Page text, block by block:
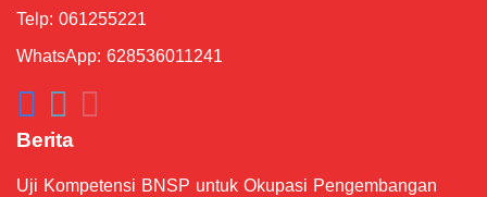
Telp: 061255221
WhatsApp: 628536011241
Berita
Uji Kompetensi BNSP untuk Okupasi Pengembangan